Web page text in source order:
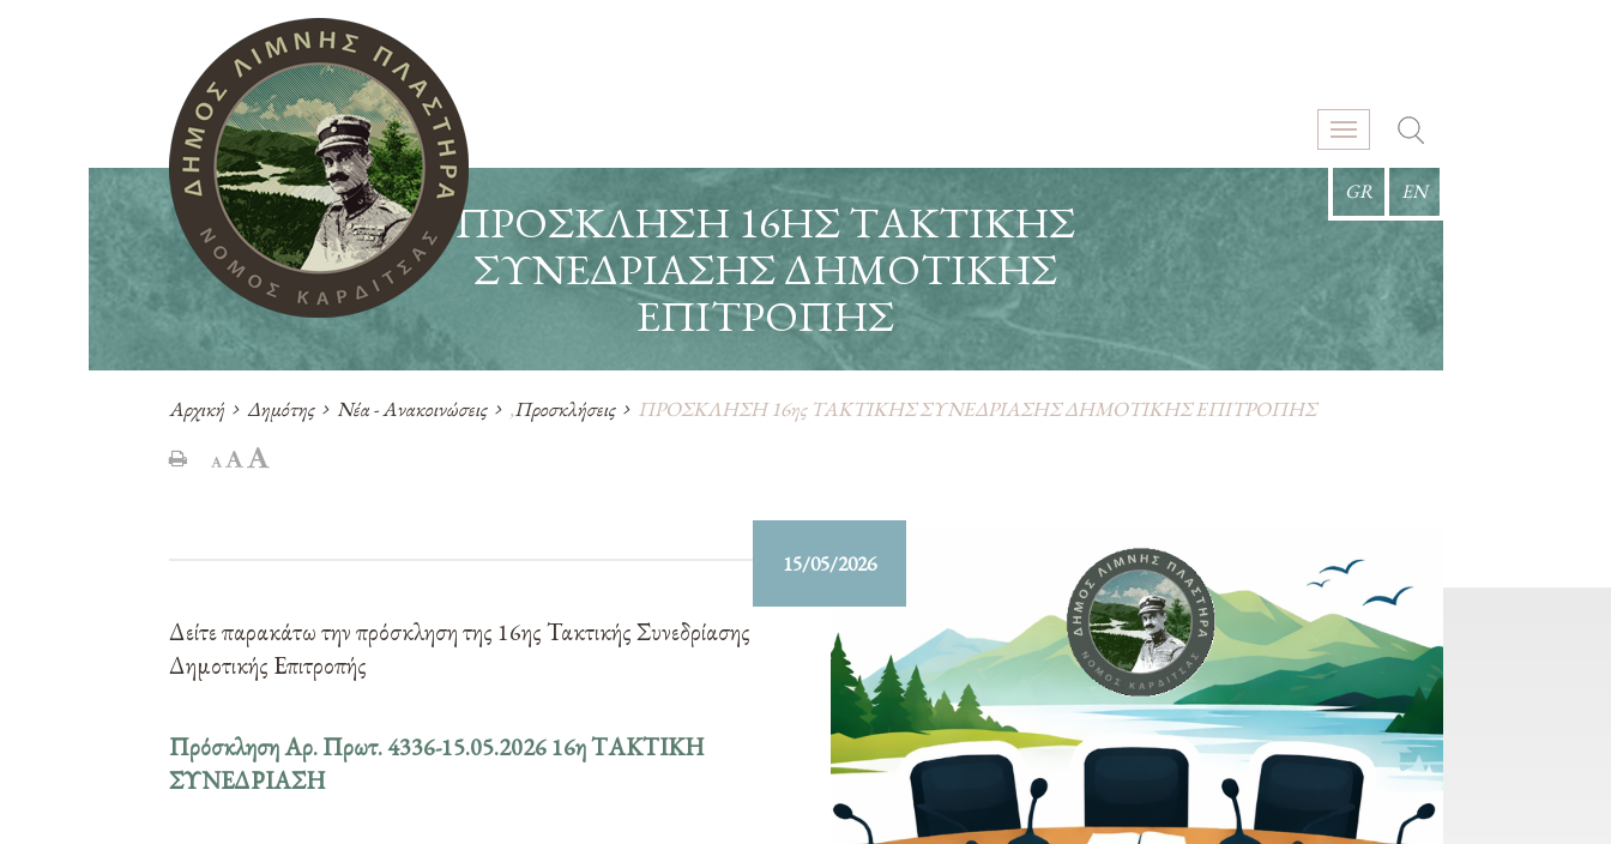
GR EN
ΠΡΟΣΚΛΗΣΗ 16ΗΣ ΤΑΚΤΙΚΗΣ
ΣΥΝΕΔΡΙΑΣΗΣ ΔΗΜΟΤΙΚΗΣ
ΕΠΙΤΡΟΠΗΣ
Αρχική Δημότης Νέα - Ανακοινώσεις ,Προσκλήσεις ΠΡΟΣΚΛΗΣΗ 16ης ΤΑΚΤΙΚΗΣ ΣΥΝΕΔΡΙΑΣΗΣ ΔΗΜΟΤΙΚΗΣ ΕΠΙΤΡΟΠΗΣ
15/05/2026
Δείτε παρακάτω την πρόσκληση της 16ης Τακτικής Συνεδρίασης
Δημοτικής Επιτροπής
Πρόσκληση Αρ. Πρωτ. 4336-15.05.2026 16η ΤΑΚΤΙΚΗ
ΣΥΝΕΔΡΙΑΣΗ